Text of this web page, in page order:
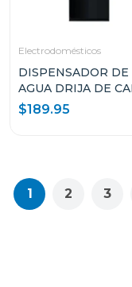
Electrodomésticos
DISPENSADOR DE
AGUA DRIJA DE
INFERIOR DE 20L
COLOR NEGRO
$189.95
1 2 3